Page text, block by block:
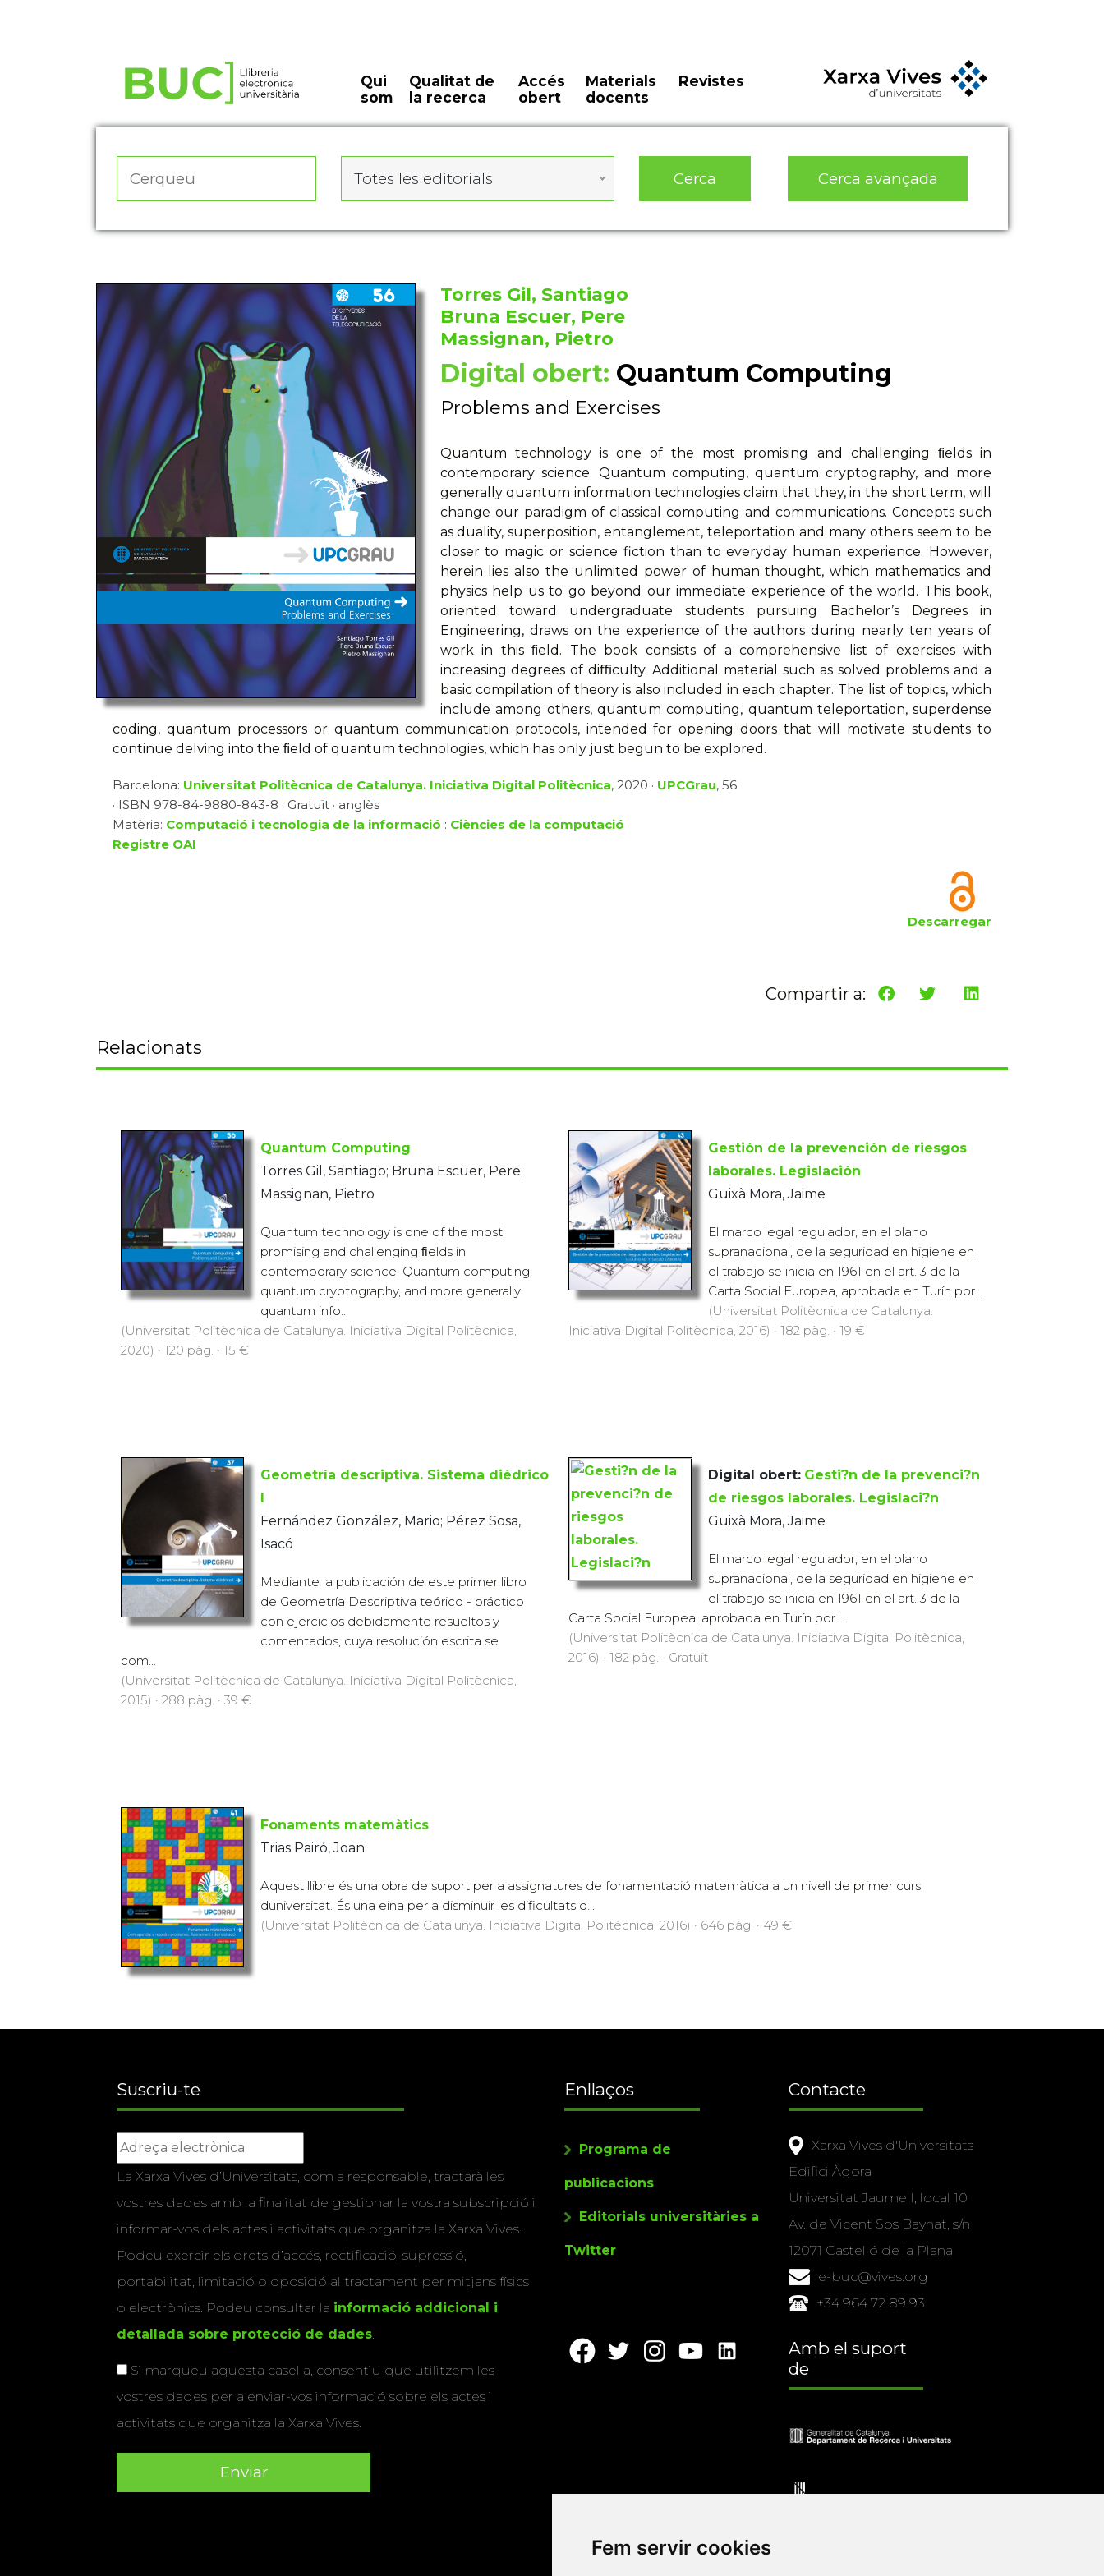
Fem servir cookies
Qui
som
Qualitat de
la recerca
Accés
obert
Materials
docents
Revistes
Totes les editorials Cerca Cerca avançada
Torres Gil, Santiago
Bruna Escuer, Pere
Massignan, Pietro
Digital obert: Quantum Computing
Problems and Exercises
Quantum technology is one of the most promising and challenging ﬁelds in
contemporary science. Quantum computing, quantum cryptography, and more
generally quantum information technologies claim that they, in the short term, will
change our paradigm of classical computing and communications. Concepts such
as duality, superposition, entanglement, teleportation and many others seem to be
closer to magic or science fiction than to everyday human experience. However,
herein lies also the unlimited power of human thought, which mathematics and
physics help us to go beyond our immediate experience of the world. This book,
oriented toward undergraduate students pursuing Bachelor’s Degrees in
Engineering, draws on the experience of the authors during nearly ten years of
work in this ﬁeld. The book consists of a comprehensive list of exercises with
increasing degrees of diﬃculty. Additional material such as solved problems and a
basic compilation of theory is also included in each chapter. The list of topics, which
include among others, quantum computing, quantum teleportation, superdense
coding, quantum processors or quantum communication protocols, intended for opening doors that will motivate students to
continue delving into the ﬁeld of quantum technologies, which has only just begun to be explored.
Barcelona: Universitat Politècnica de Catalunya. Iniciativa Digital Politècnica, 2020 · UPCGrau, 56
· ISBN 978-84-9880-843-8 · Gratuït · anglès
Matèria: Computació i tecnologia de la informació : Ciències de la computació
Registre OAI
Descarregar
Compartir a:
Relacionats
Quantum Computing
Torres Gil, Santiago; Bruna Escuer, Pere;
Massignan, Pietro
Quantum technology is one of the most
promising and challenging ﬁelds in
contemporary science. Quantum computing,
quantum cryptography, and more generally
quantum info...
(Universitat Politècnica de Catalunya. Iniciativa Digital Politècnica,
2020) · 120 pàg. · 15 €
Gestión de la prevención de riesgos
laborales. Legislación
Guixà Mora, Jaime
El marco legal regulador, en el plano
supranacional, de la seguridad en higiene en
el trabajo se inicia en 1961 en el art. 3 de la
Carta Social Europea, aprobada en Turín por...
(Universitat Politècnica de Catalunya.
Iniciativa Digital Politècnica, 2016) · 182 pàg. · 19 €
Geometría descriptiva. Sistema diédrico
I
Fernández González, Mario; Pérez Sosa,
Isacó
Mediante la publicación de este primer libro
de Geometría Descriptiva teórico - práctico
con ejercicios debidamente resueltos y
comentados, cuya resolución escrita se
com...
(Universitat Politècnica de Catalunya. Iniciativa Digital Politècnica,
2015) · 288 pàg. · 39 €
Digital obert: Gesti?n de la prevenci?n
de riesgos laborales. Legislaci?n
Guixà Mora, Jaime
El marco legal regulador, en el plano
supranacional, de la seguridad en higiene en
el trabajo se inicia en 1961 en el art. 3 de la
Carta Social Europea, aprobada en Turín por...
(Universitat Politècnica de Catalunya. Iniciativa Digital Politècnica,
2016) · 182 pàg. · Gratuït
Fonaments matemàtics
Trias Pairó, Joan
Aquest llibre és una obra de suport per a assignatures de fonamentació matemàtica a un nivell de primer curs
duniversitat. És una eina per a disminuir les dificultats d...
(Universitat Politècnica de Catalunya. Iniciativa Digital Politècnica, 2016) · 646 pàg. · 49 €
Suscriu-te
La Xarxa Vives d’Universitats, com a responsable, tractarà les
vostres dades amb la finalitat de gestionar la vostra subscripció i
informar-vos dels actes i activitats que organitza la Xarxa Vives.
Podeu exercir els drets d’accés, rectificació, supressió,
portabilitat, limitació o oposició al tractament per mitjans físics
o electrònics. Podeu consultar la informació addicional i
detallada sobre protecció de dades
Si marqueu aquesta casella, consentiu que utilitzem les
vostres dades per a enviar-vos informació sobre els actes i
activitats que organitza la Xarxa Vives.
Enllaços
Programa de
publicacions
Editorials universitàries a
Twitter
Contacte
Xarxa Vives d'Universitats
Edifici Àgora
Universitat Jaume I, local 10
Av. de Vicent Sos Baynat, s/n
12071 Castelló de la Plana
e-buc@vives.org
+34 964 72 89 93
Amb el suport
de